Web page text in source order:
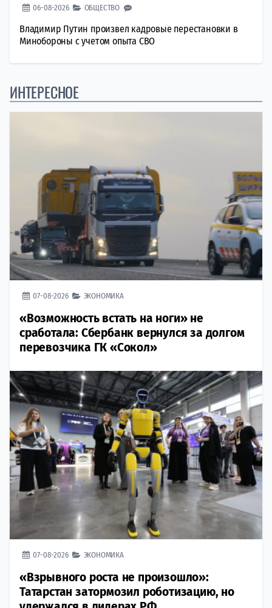
06-08-2026 ОБЩЕСТВО
Владимир Путин произвел кадровые перестановки в
Минобороны с учетом опыта СВО
ИНТЕРЕСНОЕ
07-08-2026 ЭКОНОМИКА
«Возможность встать на ноги» не
сработала: Сбербанк вернулся за долгом
перевозчика ГК «Сокол»
07-08-2026 ЭКОНОМИКА
«Взрывного роста не произошло»:
Татарстан затормозил роботизацию, но